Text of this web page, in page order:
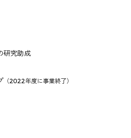
研究助成
（2022年度に事業終了）